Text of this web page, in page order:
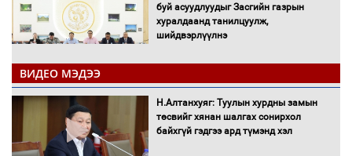
буй асуудлуудыг Засгийн газрын
хуралдаанд танилцуулж,
шийдвэрлүүлнэ
эрэгтэйчүүдийн волейболын тэмцээнд
оролцож байгаа баг тамирчдад
амжилт хүслээ
ВИДЕО МЭДЭЭ
Н.Алтанхуяг: Туулын хурдны замын
төсвийг хянан шалгах сонирхол
байхгүй гэдгээ ард түмэнд хэл